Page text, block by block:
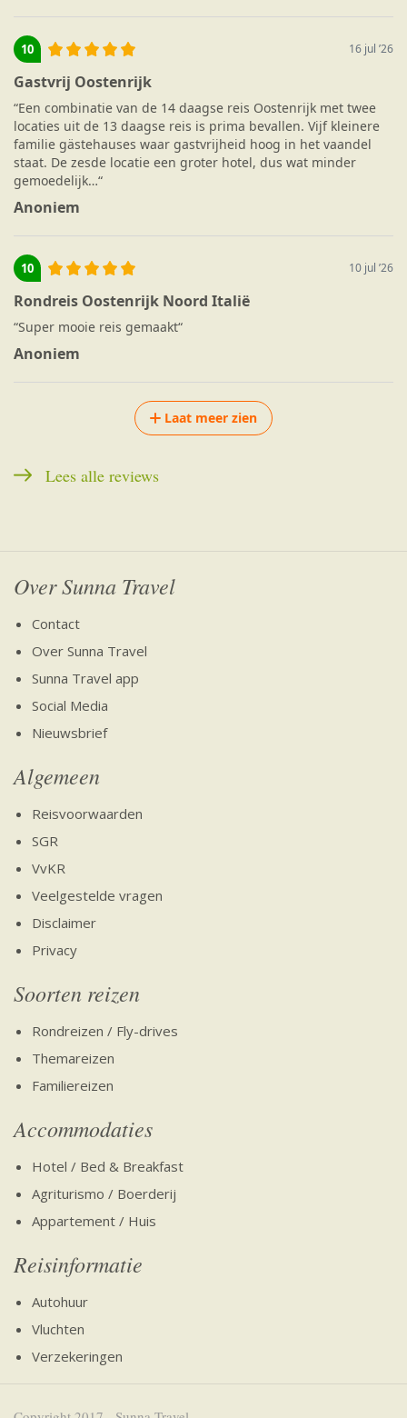
10 16 jul ’26
Anoniem
“Een combinatie van de 14 daagse reis Oostenrijk met twee
locaties uit de 13 daagse reis is prima bevallen. Vijf kleinere
familie gästehauses waar gastvrijheid hoog in het vaandel
staat. De zesde locatie een groter hotel, dus wat minder
gemoedelijk…“
Gastvrij Oostenrijk
10 10 jul ’26
Anoniem
“Super mooie reis gemaakt“
Rondreis Oostenrijk Noord Italië
Laat meer zien
Lees alle reviews
Over Sunna Travel
Contact
Over Sunna Travel
Sunna Travel app
Social Media
Nieuwsbrief
Algemeen
Reisvoorwaarden
SGR
VvKR
Veelgestelde vragen
Disclaimer
Privacy
Soorten reizen
Rondreizen / Fly-drives
Themareizen
Familiereizen
Accommodaties
Hotel / Bed & Breakfast
Agriturismo / Boerderij
Appartement / Huis
Reisinformatie
Autohuur
Vluchten
Verzekeringen